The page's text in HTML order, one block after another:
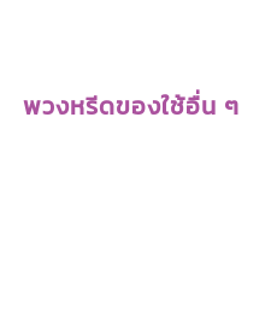
พวงหรีดของใช้อื่น ๆ